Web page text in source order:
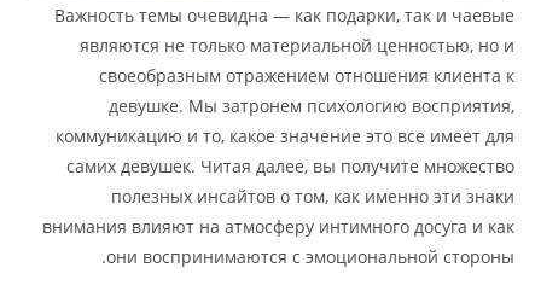
Важность темы очевидна — как подарки, так и чаевые
являются не только материальной ценностью, но и
своеобразным отражением отношения клиента к
девушке. Мы затронем психологию восприятия,
коммуникацию и то, какое значение это все имеет для
самих девушек. Читая далее, вы получите множество
полезных инсайтов о том, как именно эти знаки
внимания влияют на атмосферу интимного досуга и как
они воспринимаются с эмоциональной стороны.